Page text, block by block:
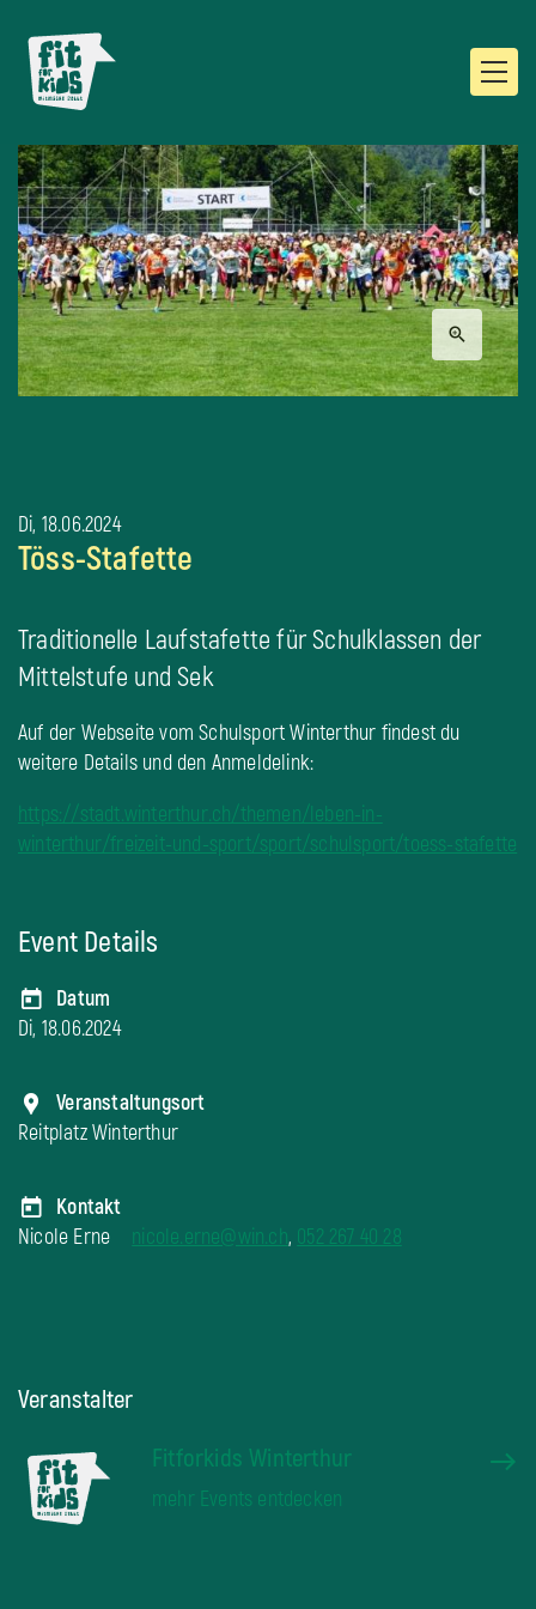
Di, 18.06.2024
Töss-Stafette
Traditionelle Laufstafette für Schulklassen der
Mittelstufe und Sek
Auf der Webseite vom Schulsport Winterthur findest du
weitere Details und den Anmeldelink:
https://stadt.winterthur.ch/themen/leben-in-
winterthur/freizeit-und-sport/sport/schulsport/toess-stafette
Event Details
Datum
Di, 18.06.2024
Veranstaltungsort
Reitplatz Winterthur
Kontakt
Nicole Erne
nicole.erne@win.ch, 052 267 40 28
Veranstalter
Fitforkids Winterthur
mehr Events entdecken